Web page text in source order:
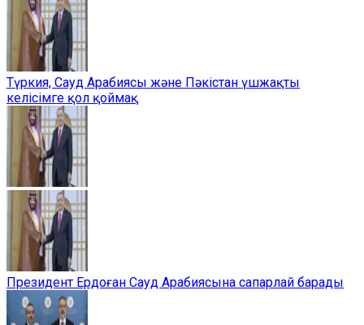
Түркия, Сауд Арабиясы және Пәкістан үшжақты
келісімге қол қоймақ
Президент Ердоған Сауд Арабиясына сапарлай барады